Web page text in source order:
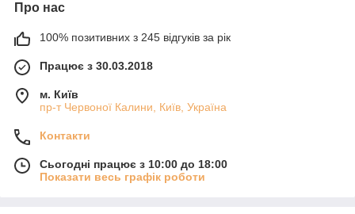
Про нас
100% позитивних з 245 відгуків за рік
Працює з 30.03.2018
м. Київ
пр-т Червоної Калини, Київ, Україна
Контакти
Сьогодні працює з 10:00 до 18:00
Показати весь графік роботи